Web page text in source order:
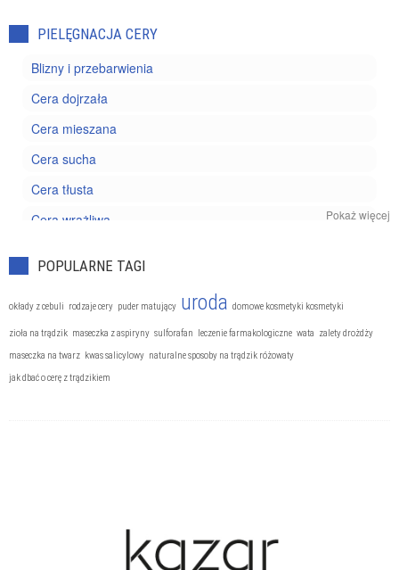
PIELĘGNACJA CERY
Blizny i przebarwienia
Cera dojrzała
Cera mieszana
Cera sucha
Cera tłusta
Cera wrażliwa
Pokaż więcej
POPULARNE TAGI
okłady z cebuli rodzaje cery puder matujący uroda domowe kosmetyki kosmetyki
zioła na trądzik maseczka z aspiryny sulforafan leczenie farmakologiczne wata zalety drożdży
maseczka na twarz kwas salicylowy naturalne sposoby na trądzik różowaty
jak dbać o cerę z trądzikiem